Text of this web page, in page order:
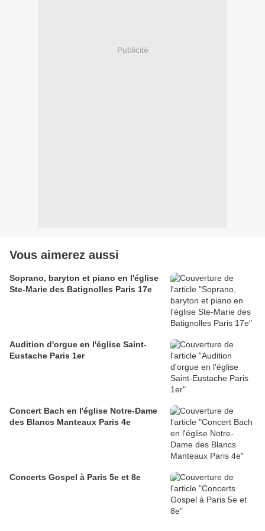
Publicité
Vous aimerez aussi
Soprano, baryton et piano en l'église
Ste-Marie des Batignolles Paris 17e
Audition d'orgue en l'église Saint-
Eustache Paris 1er
Concert Bach en l'église Notre-Dame
des Blancs Manteaux Paris 4e
Concerts Gospel à Paris 5e et 8e